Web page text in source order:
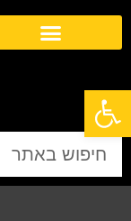
פתח סרגל